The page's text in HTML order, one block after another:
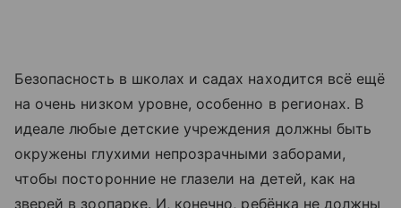
Безопасность в школах и садах находится всё ещё
на очень низком уровне, особенно в регионах. В
идеале любые детские учреждения должны быть
окружены глухими непрозрачными заборами,
чтобы посторонние не глазели на детей, как на
зверей в зоопарке. И, конечно, ребёнка не должны